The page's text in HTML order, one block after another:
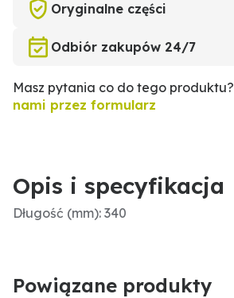
Oryginalne części
Odbiór zakupów 24/7
Masz pytania co do tego produktu?
nami przez formularz
Opis i specyfikacja
Długość (mm): 340
Powiązane produkty